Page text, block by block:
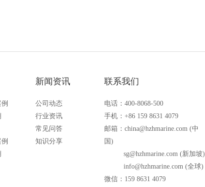
新闻资讯
公司动态
行业资讯
常见问答
知识分享
联系我们
电话：400-8068-500
手机：+86 159 8631 4079
邮箱：china@hzhmarine.com (中
国)
sg@hzhmarine.com (新加坡)
info@hzhmarine.com (全球)
微信：159 8631 4079